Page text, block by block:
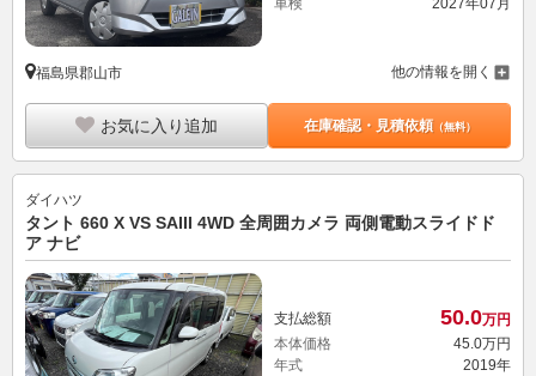
車検
2027年07月
福島県郡山市 他の情報を開く
お気に入り追加 在庫確認・見積依頼（無料）
ダイハツ
タント 660 X VS SAIII 4WD 全周囲カメラ 両側電動スライドド
ア ナビ
支払総額 50.0万円
本体価格
45. 0万円
年式
2019年